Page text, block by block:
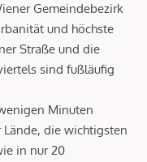
Gemeindebezirk
und höchste
Straße und die
sind fußläufig
Minuten
die wichtigsten
in nur 20